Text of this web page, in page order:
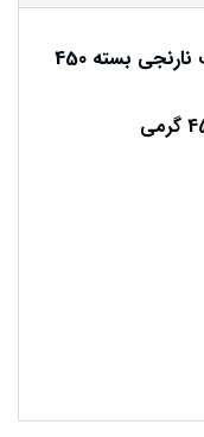
معرفی محصول سویا سبحان درشت نارنجی بسته 450